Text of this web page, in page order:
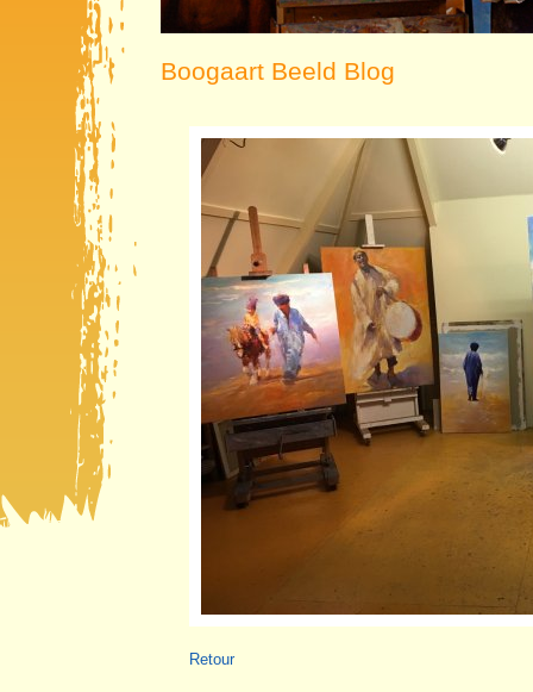
Boogaart Beeld Blog
Retour